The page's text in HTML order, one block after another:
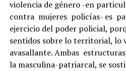
violencia de género -en
contra mujeres policías- es
ejercicio del poder policial,
sentidos sobre lo territorial, lo
avasallante. Ambas
la masculina-patriarcal, se